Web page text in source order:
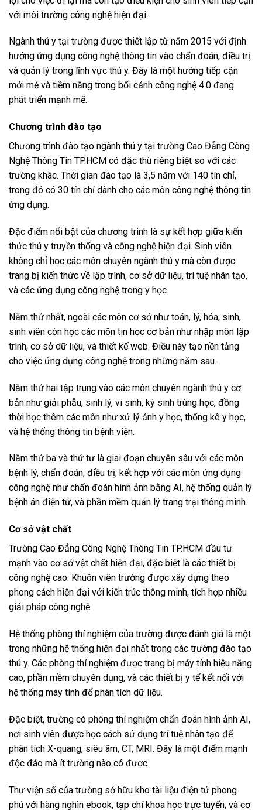
với môi trường công nghệ hiện đại.
Ngành thú y tại trường được thiết lập từ năm 2015 với định
hướng ứng dụng công nghệ thông tin vào chẩn đoán, điều trị
và quản lý trong lĩnh vực thú y. Đây là một hướng tiếp cận
mới mẻ và tiềm năng trong bối cảnh công nghệ 4.0 đang
phát triển mạnh mẽ.
Chương trình đào tạo
Chương trình đào tạo ngành thú y tại trường Cao Đẳng Công
Nghệ Thông Tin TP.HCM có đặc thù riêng biệt so với các
trường khác. Thời gian đào tạo là 3,5 năm với 140 tín chỉ,
trong đó có 30 tín chỉ dành cho các môn công nghệ thông tin
ứng dụng.
Đặc điểm nổi bật của chương trình là sự kết hợp giữa kiến
thức thú y truyền thống và công nghệ hiện đại. Sinh viên
không chỉ học các môn chuyên ngành thú y mà còn được
trang bị kiến thức về lập trình, cơ sở dữ liệu, trí tuệ nhân tạo,
và các ứng dụng công nghệ trong y học.
Năm thứ nhất, ngoài các môn cơ sở như toán, lý, hóa, sinh,
sinh viên còn học các môn tin học cơ bản như nhập môn lập
trình, cơ sở dữ liệu, và thiết kế web. Điều này tạo nền tảng
cho việc ứng dụng công nghệ trong những năm sau.
Năm thứ hai tập trung vào các môn chuyên ngành thú y cơ
bản như giải phẫu, sinh lý, vi sinh, ký sinh trùng học, đồng
thời học thêm các môn như xử lý ảnh y học, thống kê y học,
và hệ thống thông tin bệnh viện.
Năm thứ ba và thứ tư là giai đoạn chuyên sâu với các môn
bệnh lý, chẩn đoán, điều trị, kết hợp với các môn ứng dụng
công nghệ như chẩn đoán hình ảnh bằng AI, hệ thống quản lý
bệnh án điện tử, và phần mềm quản lý trang trại thông minh.
Cơ sở vật chất
Trường Cao Đẳng Công Nghệ Thông Tin TP.HCM đầu tư
mạnh vào cơ sở vật chất hiện đại, đặc biệt là các thiết bị
công nghệ cao. Khuôn viên trường được xây dựng theo
phong cách hiện đại với kiến trúc thông minh, tích hợp nhiều
giải pháp công nghệ.
Hệ thống phòng thí nghiệm của trường được đánh giá là một
trong những hệ thống hiện đại nhất trong các trường đào tạo
thú y. Các phòng thí nghiệm được trang bị máy tính hiệu năng
cao, phần mềm chuyên dụng, và các thiết bị y tế kết nối với
hệ thống máy tính để phân tích dữ liệu.
Đặc biệt, trường có phòng thí nghiệm chẩn đoán hình ảnh AI,
nơi sinh viên được học cách sử dụng trí tuệ nhân tạo để
phân tích X-quang, siêu âm, CT, MRI. Đây là một điểm mạnh
độc đáo mà ít trường nào có được.
Thư viện số của trường sở hữu kho tài liệu điện tử phong
phú với hàng nghìn ebook, tạp chí khoa học trực tuyến, và cơ